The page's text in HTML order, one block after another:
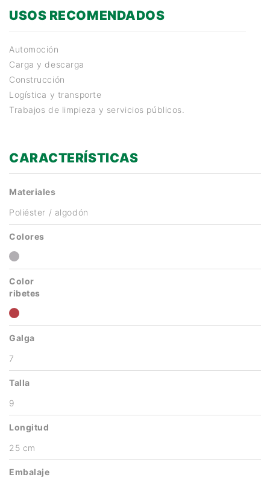
USOS RECOMENDADOS
Automoción
Carga y descarga
Construcción
Logística y transporte
Trabajos de limpieza y servicios públicos.
CARACTERÍSTICAS
Materiales
Poliéster / algodón
Colores
Color
ribetes
Galga
7
Talla
9
Longitud
25 cm
Embalaje